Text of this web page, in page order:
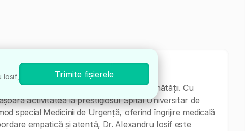
cu o vastă experiență în domeniul sănătății. Cu
activitatea la prestigiosul Spital Universitar de
special Medicinii de Urgență, oferind îngrijire medicală
empatică și atentă, Dr. Alexandru Iosif este
Iosif,
Trimite fișierele